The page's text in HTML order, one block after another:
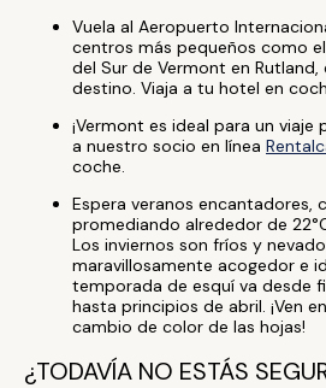
Vuela al Aeropuerto
centros más pequeños como
del Sur de Vermont en
destino. Viaja a tu hotel en
¡Vermont es ideal para un
a nuestro socio en línea
coche.
Espera veranos encantadores,
promediando alrededor de
Los inviernos son fríos y
maravillosamente acogedor e
temporada de esquí va desde
hasta principios de abril. ¡Ven
cambio de color de las hojas!
¿TODAVÍA NO ESTÁS